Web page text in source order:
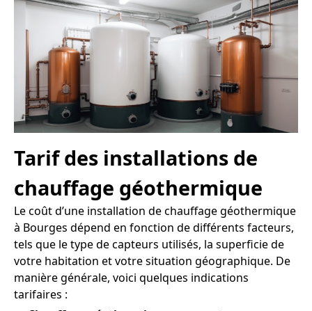
Tarif des installations de
chauffage géothermique
Le coût d’une installation de chauffage géothermique
à Bourges dépend en fonction de différents facteurs,
tels que le type de capteurs utilisés, la superficie de
votre habitation et votre situation géographique. De
manière générale, voici quelques indications
tarifaires :